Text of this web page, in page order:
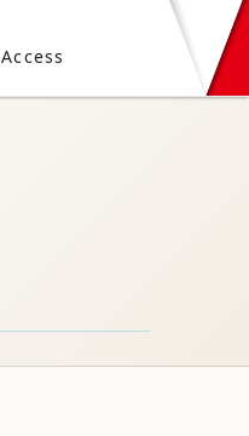
Access